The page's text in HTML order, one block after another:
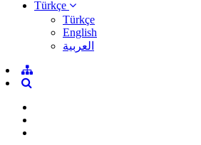
Türkçe
Türkçe
English
العربية